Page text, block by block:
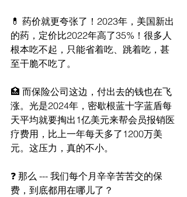
💊 药价就更夸张了！2023年，美国新出
的药，定价比2022年高了35%！很多人
根本吃不起，只能省着吃、跳着吃，甚
至干脆不吃了。
🏥 而保险公司这边，付出去的钱也在飞
涨。光是2024年，密歇根蓝十字蓝盾每
天平均就要掏出1亿美元来帮会员报销医
疗费用，比上一年每天多了1200万美
元。这压力，真的不小。
❓ 那么 --- 我们每个月辛辛苦苦交的保
费，到底都用在哪儿了？